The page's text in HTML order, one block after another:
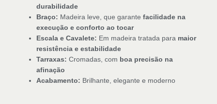
durabilidade
Braço: Madeira leve, que garante facilidade na
execução e conforto ao tocar
Escala e Cavalete: Em madeira tratada para maior
resistência e estabilidade
Tarraxas: Cromadas, com boa precisão na
afinação
Acabamento: Brilhante, elegante e moderno